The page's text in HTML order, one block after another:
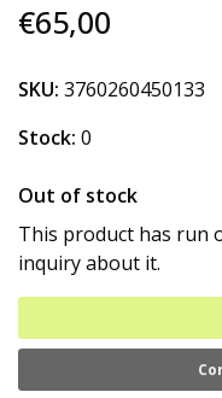
€65,00
SKU: 3760260450133
Stock: 0
Out of stock
This product has run
inquiry about it.